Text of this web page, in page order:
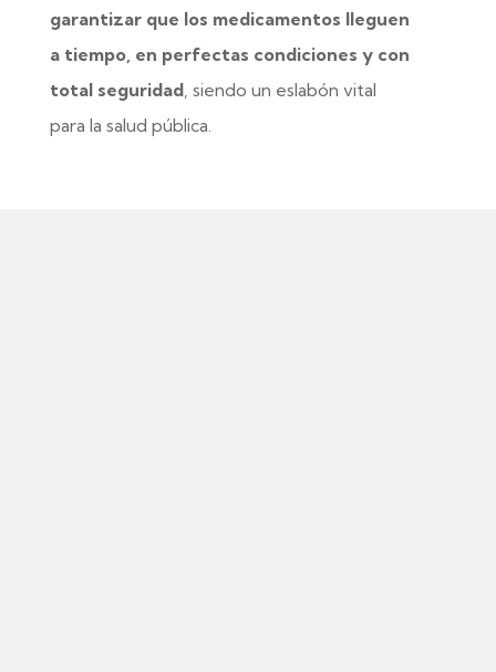
garantizar que los medicamentos lleguen
a tiempo, en perfectas condiciones y con
total seguridad, siendo un eslabón vital
para la salud pública.